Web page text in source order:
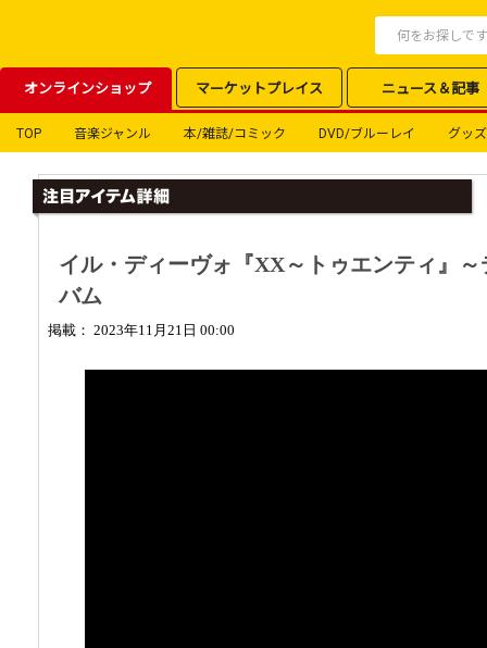
オンラインショップ マーケットプレイス ニュース＆記事
TOP 音楽ジャンル 本/雑誌/コミック DVD/ブルーレイ グッズ
イル・ディーヴォ『XX～トゥエンティ』
バム
掲載： 2023年11月21日 00:00